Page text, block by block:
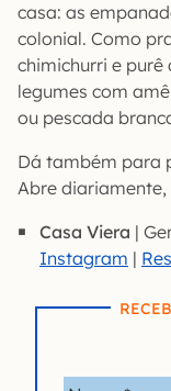
casa: as
colonial. Como
chimichurri e
legumes com
ou pescada
Dá também para
Abre
Casa Viera |
Instagram |